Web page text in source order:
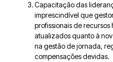
Capacitação das
imprescindível que
profissionais de recursos
atualizados quanto à
na gestão de jornada,
compensações devidas.